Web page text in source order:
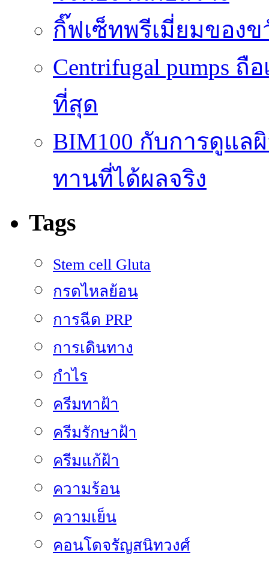
กิ๊ฟเซ็ทพรีเมี่ยมของ
Centrifugal pumps
ที่สุด
BIM100 กับการดูแ
ทานที่ได้ผลจริง
Tags
Stem cell Gluta
กรดไหลย้อน
การฉีด PRP
การเดินทาง
กำไร
ครีมทาฝ้า
ครีมรักษาฝ้า
ครีมแก้ฝ้า
ความร้อน
ความเย็น
คอนโดจรัญสนิทวงศ์